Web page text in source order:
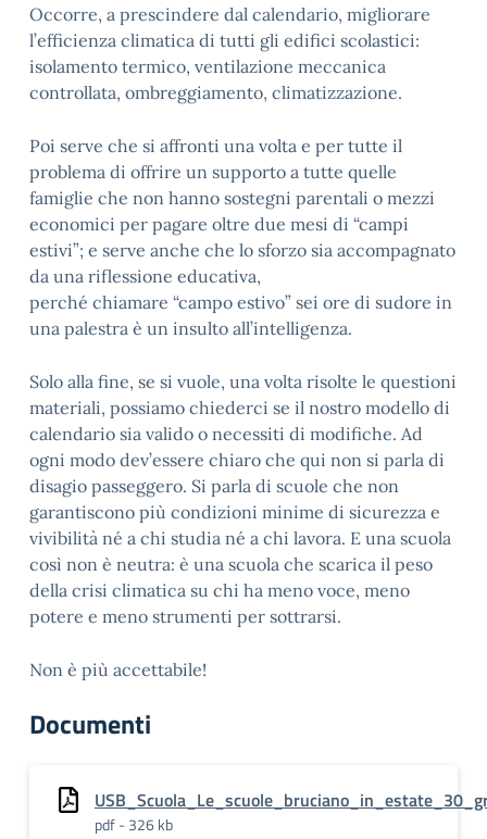
Occorre, a prescindere dal calendario, migliorare
l’efficienza climatica di tutti gli edifici scolastici:
isolamento termico, ventilazione meccanica
controllata, ombreggiamento, climatizzazione.
Poi serve che si affronti una volta e per tutte il
problema di offrire un supporto a tutte quelle
famiglie che non hanno sostegni parentali o mezzi
economici per pagare oltre due mesi di “campi
estivi”; e serve anche che lo sforzo sia accompagnato
da una riflessione educativa,
perché chiamare “campo estivo” sei ore di sudore in
una palestra è un insulto all’intelligenza.
Solo alla fine, se si vuole, una volta risolte le questioni
materiali, possiamo chiederci se il nostro modello di
calendario sia valido o necessiti di modifiche. Ad
ogni modo dev’essere chiaro che qui non si parla di
disagio passeggero. Si parla di scuole che non
garantiscono più condizioni minime di sicurezza e
vivibilità né a chi studia né a chi lavora. E una scuola
così non è neutra: è una scuola che scarica il peso
della crisi climatica su chi ha meno voce, meno
potere e meno strumenti per sottrarsi.
Non è più accettabile!
Documenti
pdf - 326 kb